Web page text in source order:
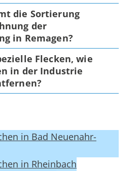
die Sortierung
der
in Remagen?
Flecken, wie
in der Industrie
in Bad Neuenahr-
in Rheinbach